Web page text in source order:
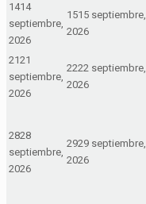
1414
septiembre,
2026
1515 septiembre,
2026
2121
septiembre,
2026
2222 septiembre,
2026
2828
septiembre,
2026
2929 septiembre,
2026